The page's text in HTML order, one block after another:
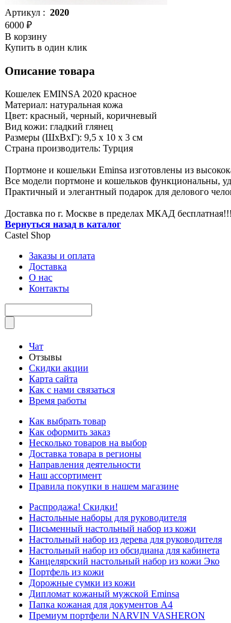
Артикул : 2020
6000 ₽
В корзину
Купить в один клик
Описание товара
Кошелек EMINSA 2020 красное
Материал: натуральная кожа
Цвет: красный, черный, коричневый
Вид кожи: гладкий глянец
Размеры (ШxВxГ): 9,5 x 10 x 3 см
Страна производитель: Турция
Портмоне и кошельки Eminsa изготовлены из
Все модели портмоне и кошельков функциональны,
Практичный и элегантный подарок для делового
Доставка по г. Москве в пределах МКАД бесплатная!!!
Вернуться назад в каталог
Castel Shop
Заказы и оплата
Доставка
О нас
Контакты
Чат
Отзывы
Скидки акции
Карта сайта
Как с нами связаться
Время работы
Как выбрать товар
Как оформить заказ
Несколько товаров на выбор
Доставка товара в регионы
Направления деятельности
Наш ассортимент
Правила покупки в нашем магазине
Распродажа! Скидки!
Настольные наборы для руководителя
Письменный настольный набор из кожи
Настольный набор из дерева для руководителя
Настольный набор из обсидиана для кабинета
Канцелярский настольный набор из кожи Эко
Портфель из кожи
Дорожные сумки из кожи
Дипломат кожаный мужской Eminsa
Папка кожаная для документов А4
Премиум портфели NARVIN VASHERON